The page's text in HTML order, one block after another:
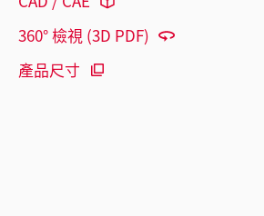
360° 檢視 (3D PDF)
產品尺寸